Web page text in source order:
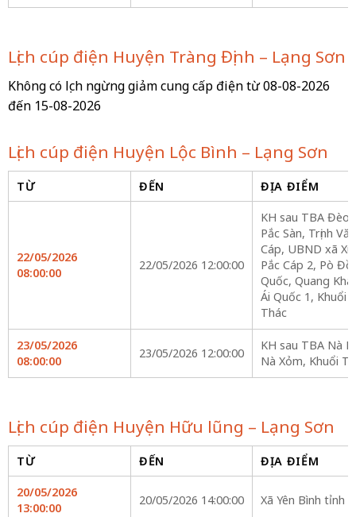
Lịch cúp điện Huyện Tràng Định – Lạng Sơn
Không có lịch ngừng giảm cung cấp điện từ 08-08-2026
đến 15-08-2026
Lịch cúp điện Huyện Lộc Bình – Lạng Sơn
TỪ ĐẾN ĐỊA ĐIỂM
22/05/2026
08:00:00
22/05/2026 12:00:00
KH sau TBA Đèo
Pắc Sàn, Trịnh
Cáp, UBND xã
Pắc Cáp 2, Pò
Quốc, Quang
Ái Quốc 1, Khuổi
Thác
23/05/2026
08:00:00
23/05/2026 12:00:00
KH sau TBA Nà
Nà Xỏm, Khuổi Tà
Lịch cúp điện Huyện Hữu lũng – Lạng Sơn
TỪ ĐẾN ĐỊA ĐIỂM
20/05/2026
13:00:00
20/05/2026 14:00:00 Xã Yên Bình tỉnh